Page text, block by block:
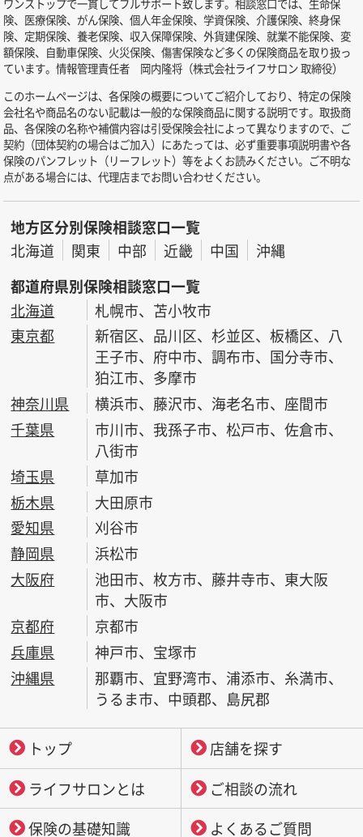
ワンストップで一貫してフルサポート致します。相談窓口では、生命保
険、医療保険、がん保険、個人年金保険、学資保険、介護保険、終身保
険、定期保険、養老保険、収入保障保険、外貨建保険、就業不能保険、変
額保険、自動車保険、火災保険、傷害保険など多くの保険商品を取り扱っ
ています。情報管理責任者 岡内隆将（株式会社ライフサロン 取締役）
このホームページは、各保険の概要についてご紹介しており、特定の保険
会社名や商品名のない記載は一般的な保険商品に関する説明です。取扱商
品、各保険の名称や補償内容は引受保険会社によって異なりますので、ご
契約（団体契約の場合はご加入）にあたっては、必ず重要事項説明書や各
保険のパンフレット（リーフレット）等をよくお読みください。ご不明な
点がある場合には、代理店までお問い合わせください。
地方区分別保険相談窓口一覧
北海道
関東 中部 近畿 中国
沖縄
都道府県別保険相談窓口一覧
北海道
札幌市、苫小牧市
東京都
新宿区、品川区、杉並区、板橋区、八
王子市、府中市、調布市、国分寺市、
狛江市、多摩市
神奈川県
横浜市、藤沢市、海老名市、座間市
千葉県
市川市、我孫子市、松戸市、佐倉市、
八街市
埼玉県
草加市
栃木県
大田原市
愛知県
刈谷市
静岡県
浜松市
大阪府
池田市、枚方市、藤井寺市、東大阪
市、大阪市
京都府
京都市
兵庫県
神戸市、宝塚市
沖縄県
那覇市、宜野湾市、浦添市、糸満市、
うるま市、中頭郡、島尻郡
トップ
店舗を探す
ライフサロンとは
ご相談の流れ
保険の基礎知識
よくあるご質問